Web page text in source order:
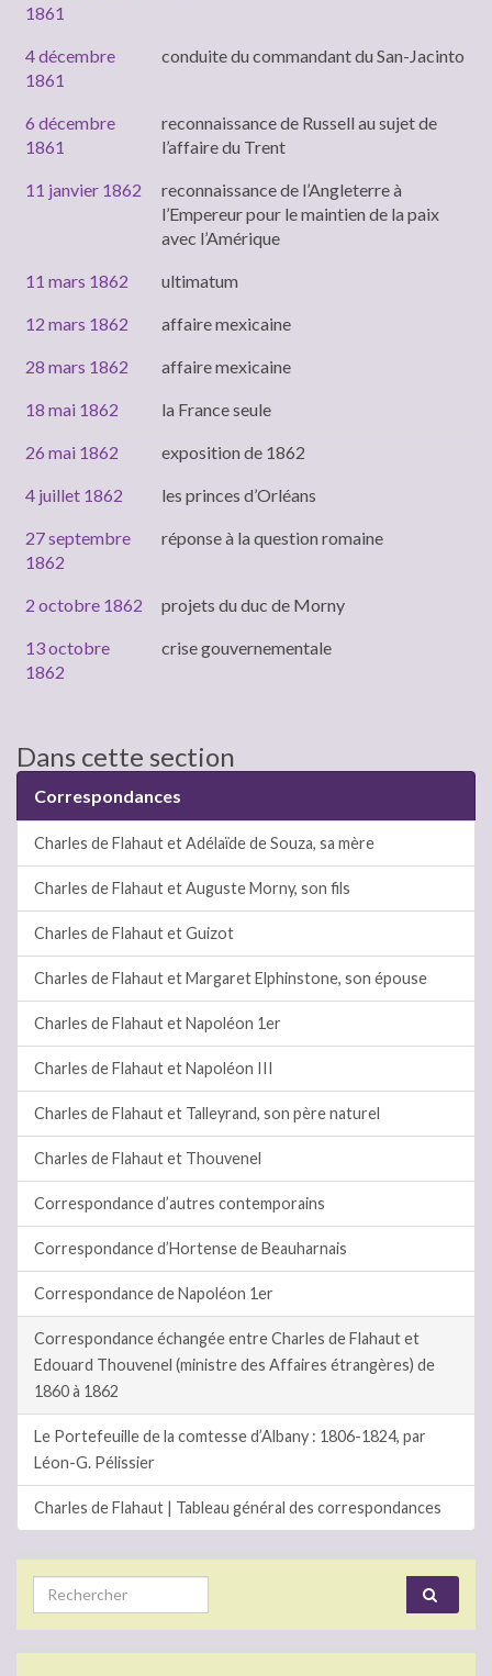
1861
4 décembre
1861
conduite du commandant du San-Jacinto
6 décembre
1861
reconnaissance de Russell au sujet de
l’affaire du Trent
11 janvier 1862
reconnaissance de l’Angleterre à
l’Empereur pour le maintien de la paix
avec l’Amérique
11 mars 1862 ultimatum
12 mars 1862 affaire mexicaine
28 mars 1862 affaire mexicaine
18 mai 1862 la France seule
26 mai 1862 exposition de 1862
4 juillet 1862 les princes d’Orléans
27 septembre
1862
réponse à la question romaine
2 octobre 1862 projets du duc de Morny
13 octobre
1862
crise gouvernementale
Dans cette section
Correspondances
Charles de Flahaut et Adélaïde de Souza, sa mère
Charles de Flahaut et Auguste Morny, son fils
Charles de Flahaut et Guizot
Charles de Flahaut et Margaret Elphinstone, son épouse
Charles de Flahaut et Napoléon 1er
Charles de Flahaut et Napoléon III
Charles de Flahaut et Talleyrand, son père naturel
Charles de Flahaut et Thouvenel
Correspondance d’autres contemporains
Correspondance d’Hortense de Beauharnais
Correspondance de Napoléon 1er
Correspondance échangée entre Charles de Flahaut et
Edouard Thouvenel (ministre des Affaires étrangères) de
1860 à 1862
Le Portefeuille de la comtesse d’Albany : 1806-1824, par
Léon-G. Pélissier
Charles de Flahaut | Tableau général des correspondances
Search for: